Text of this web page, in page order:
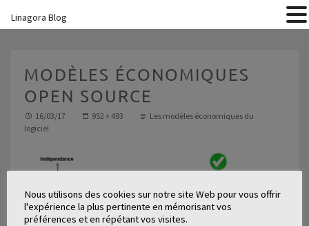
MODÈLES ÉCONOMIQUES
OPEN SOURCE
16/03/17 952 × 493
Les modèles économiques du
logiciel
Nous utilisons des cookies sur notre site Web pour vous offrir
l'expérience la plus pertinente en mémorisant vos
préférences et en répétant vos visites.
Linagora Blog